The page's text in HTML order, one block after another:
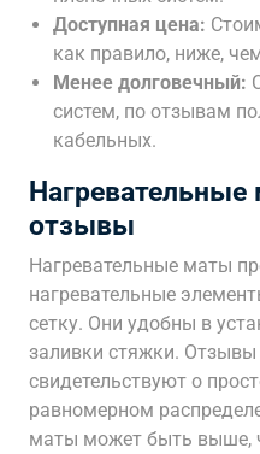
Доступная цена:
как правило, ниже,
Менее долговечный:
систем, по отзывам
кабельных.
отзывы
Нагревательные маты
нагревательные
сетку. Они удобны в
заливки стяжки. Отзывы
свидетельствуют о
равномерном
маты может быть выше,